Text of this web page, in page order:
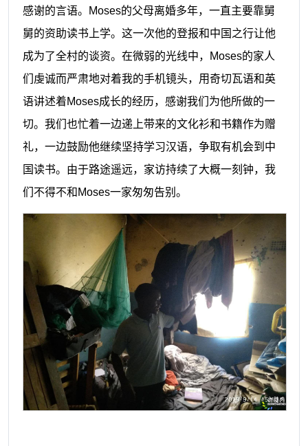
感谢的言语。
Moses的父母离婚多年，一直主要靠舅
舅的资助读书上学。这一次他的登报和中国之行让他
成为了全村的谈资。在微弱的光线中，
Moses的家人
们虔诚而严肃地对着我的手机镜头，用奇切瓦语和英
语讲述着Moses成长的经历，感谢我们为他所做的一
切。我们也忙着一边递上带来的文化衫和书籍作为赠
礼，一边鼓励他继续坚持学习汉语， 争取有机会到中
国读书。由于路途遥远， 家访持续了大概一刻钟，我
们不得不和 Moses一家匆匆告别。